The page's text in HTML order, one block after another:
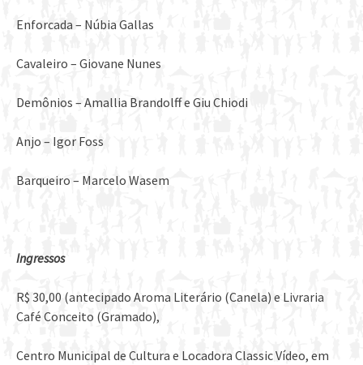
Enforcada – Núbia Gallas
Cavaleiro – Giovane Nunes
Demônios – Amallia Brandolff e Giu Chiodi
Anjo – Igor Foss
Barqueiro – Marcelo Wasem
Ingressos
R$ 30,00 (antecipado Aroma Literário (Canela) e Livraria
Café Conceito (Gramado),
Centro Municipal de Cultura e Locadora Classic Vídeo, em